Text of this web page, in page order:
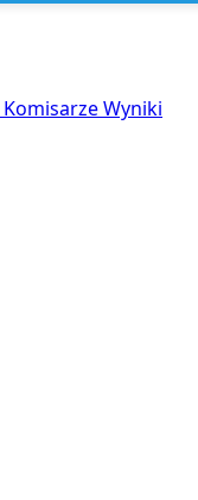
KomisarzeWyniki